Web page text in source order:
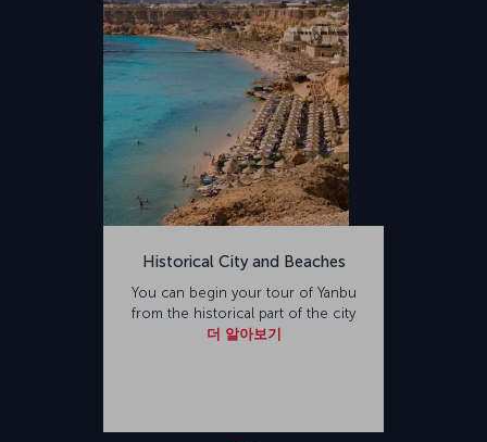
Historical City and Beaches
You can begin your tour of Yanbu
from the historical part of the city
더 알아보기